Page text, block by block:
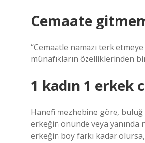
Cemaate
“Cemaatle namazı terk
münafıkların özelliklerinden
1 kadın 1 erkek
Hanefi mezhebine göre, buluğ
erkeğin önünde veya yanında
erkeğin boy farkı kadar